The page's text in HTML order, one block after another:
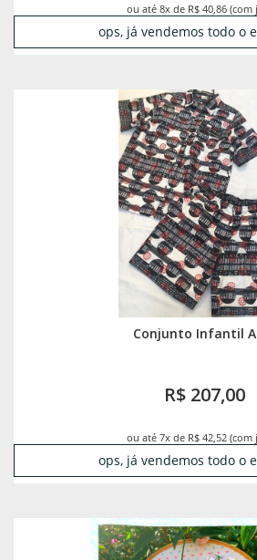
ou até 8x de R$ 40,86 (com
ops, já vendemos todo o
Conjunto Infantil
R$ 207,00
ou até 7x de R$ 42,52 (com
ops, já vendemos todo o